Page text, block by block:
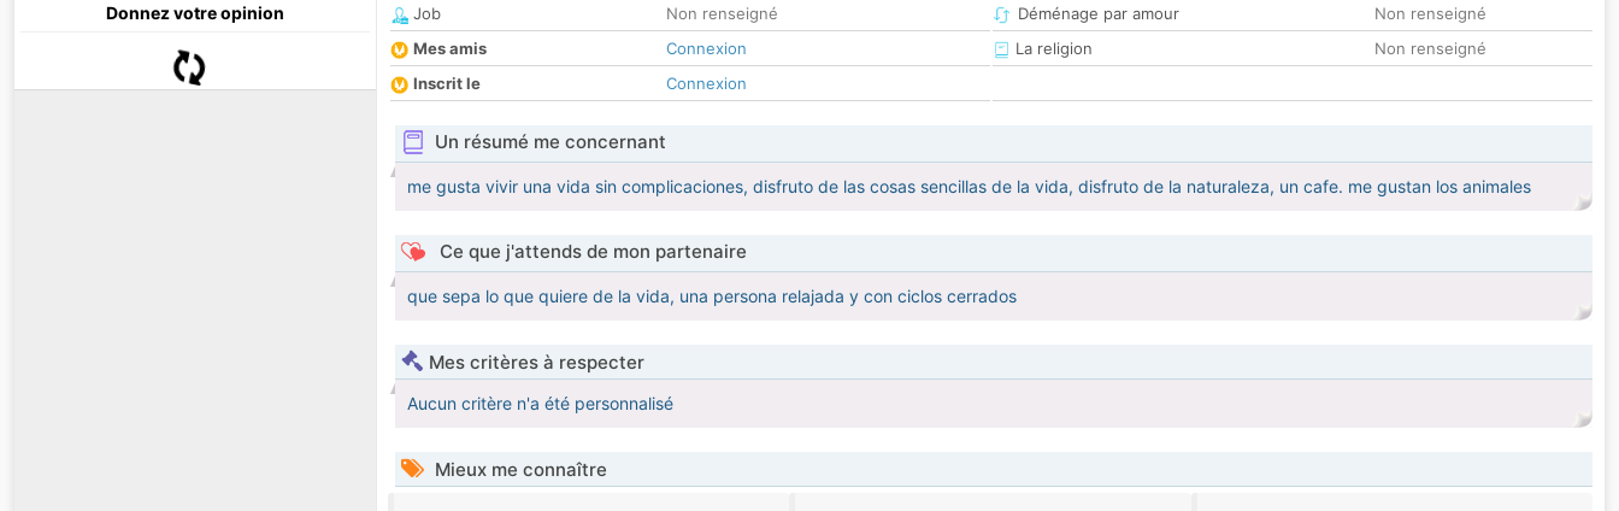
Donnez votre opinion
Job
Non renseigné
Mes amis
Connexion
Inscrit le
Connexion
Déménage par amour
Non renseigné
La religion
Non renseigné
Un résumé me concernant
me gusta vivir una vida sin complicaciones, disfruto de las cosas sencillas de la vida, disfruto de la naturaleza, un cafe. me gustan los animales
Ce que j'attends de mon partenaire
que sepa lo que quiere de la vida, una persona relajada y con ciclos cerrados
Mes critères à respecter
Aucun critère n'a été personnalisé
Mieux me connaître